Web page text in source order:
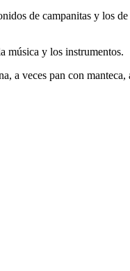
de campanitas y los
música y los instrumentos.
a veces pan con